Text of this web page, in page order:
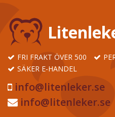
FRI FRAKT ÖVER 500
SÄKER E-HANDEL
info@litenleker.se
info@litenleker.se